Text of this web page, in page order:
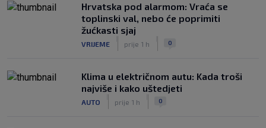
Hrvatska pod alarmom: Vraća se
toplinski val, nebo će poprimiti
žućkasti sjaj
VRIJEME prije 1 h 0
Klima u električnom autu: Kada troši
najviše i kako uštedjeti
AUTO prije 1 h 0